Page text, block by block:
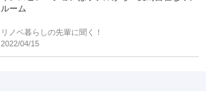
ルーム
リノベ暮らしの先輩に聞く！
2022/04/15